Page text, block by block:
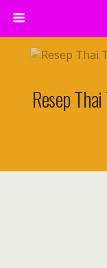
Resep